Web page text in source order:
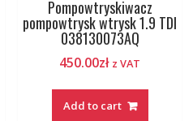
Pompowtryskiwacz
pompowtrysk wtrysk 1.9 TDI
038130073AQ
450.00zł z VAT
Add to cart